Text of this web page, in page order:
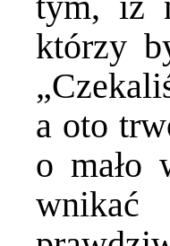
którzy
a oto
o mało